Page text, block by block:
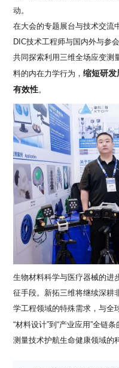
动。
在大会的专题展台与技术交流
DIC技术工程师与国内外与参
共同探索利用三维全场应变测
料的内在力学行为，缩短研发
有效性。
生物材料科学与医疗器械的进
征手段。新拓三维将继续深耕
学工程领域的特殊需求，与全
“材料设计”到“产业应用”全链条
测量技术护航生命健康领域的